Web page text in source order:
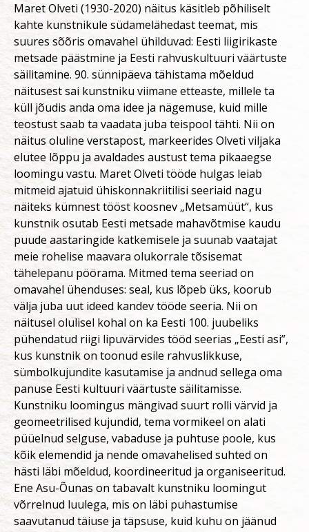
Maret Olveti (1930-2020) näitus käsitleb põhiliselt
kahte kunstnikule südamelähedast teemat, mis
suures sõõris omavahel ühilduvad: Eesti liigirikaste
metsade päästmine ja Eesti rahvuskultuuri väärtuste
säilitamine. 90. sünnipäeva tähistama mõeldud
näitusest sai kunstniku viimane etteaste, millele ta
küll jõudis anda oma idee ja nägemuse, kuid mille
teostust saab ta vaadata juba teispool tähti. Nii on
näitus oluline verstapost, markeerides Olveti viljaka
elutee lõppu ja avaldades austust tema pikaaegse
loomingu vastu. Maret Olveti tööde hulgas leiab
mitmeid ajatuid ühiskonnakriitilisi seeriaid nagu
näiteks kümnest tööst koosnev „Metsamüüt“, kus
kunstnik osutab Eesti metsade mahavõtmise kaudu
puude aastaringide katkemisele ja suunab vaatajat
meie rohelise maavara olukorrale tõsisemat
tähelepanu pöörama. Mitmed tema seeriad on
omavahel ühenduses: seal, kus lõpeb üks, koorub
välja juba uut ideed kandev tööde seeria. Nii on
näitusel olulisel kohal on ka Eesti 100. juubeliks
pühendatud riigi lipuvärvides tööd seerias „Eesti asi”,
kus kunstnik on toonud esile rahvuslikkuse,
sümbolkujundite kasutamise ja andnud sellega oma
panuse Eesti kultuuri väärtuste säilitamisse.
Kunstniku loomingus mängivad suurt rolli värvid ja
geomeetrilised kujundid, tema vormikeel on alati
püüelnud selguse, vabaduse ja puhtuse poole, kus
kõik elemendid ja nende omavahelised suhted on
hästi läbi mõeldud, koordineeritud ja organiseeritud.
Ene Asu-Õunas on tabavalt kunstniku loomingut
võrrelnud luulega, mis on läbi puhastumise
saavutanud täiuse ja täpsuse, kuid kuhu on jäänud